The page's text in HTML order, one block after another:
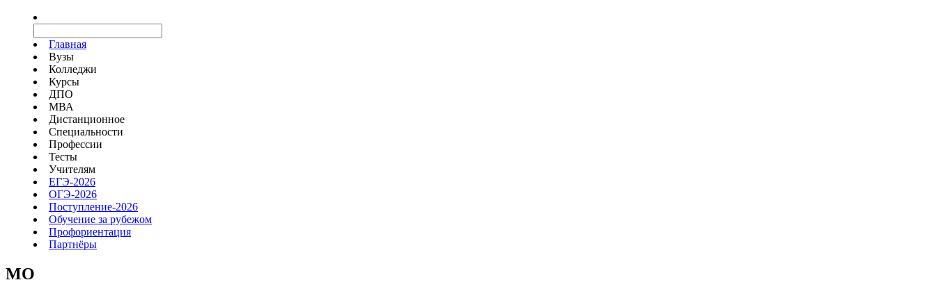
Главная
Вузы
Колледжи
Курсы
ДПО
МВА
Дистанционное
Специальности
Профессии
Тесты
Учителям
ЕГЭ-2026
ОГЭ-2026
Поступление-2026
Обучение за рубежом
Профориентация
Партнёры
MO